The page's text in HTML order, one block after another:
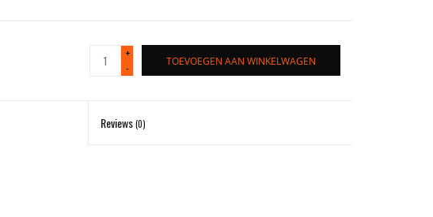
+
-
TOEVOEGEN AAN WINKELWAGEN
Reviews(0)